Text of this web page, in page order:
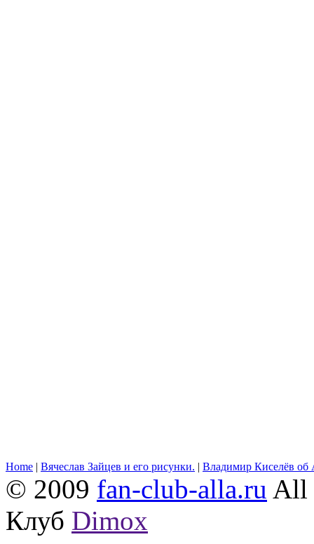
Home | Вячеслав Зайцев и его рисунки. | Владимир Киселёв об
© 2009 fan-club-alla.ru All
Клуб Dimox